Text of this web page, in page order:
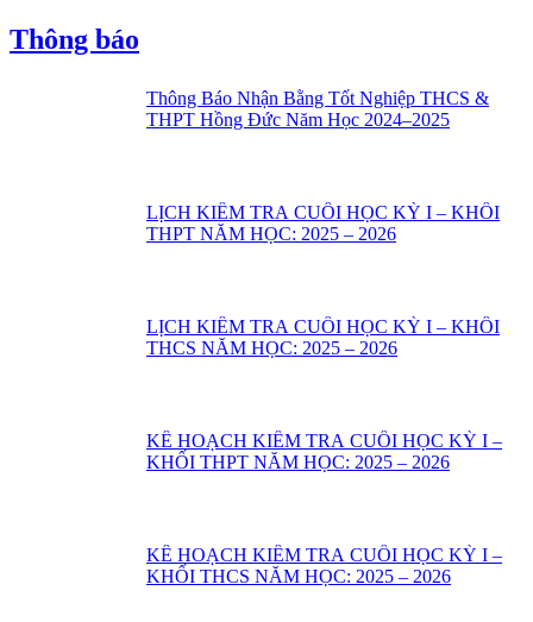
Thông báo
Thông Báo Nhận Bằng Tốt Nghiệp THCS &
THPT Hồng Đức Năm Học 2024–2025
LỊCH KIỂM TRA CUỐI HỌC KỲ I – KHỐI
THPT NĂM HỌC: 2025 – 2026
LỊCH KIỂM TRA CUỐI HỌC KỲ I – KHỐI
THCS NĂM HỌC: 2025 – 2026
KẾ HOẠCH KIỂM TRA CUỐI HỌC KỲ I –
KHỐI THPT NĂM HỌC: 2025 – 2026
KẾ HOẠCH KIỂM TRA CUỐI HỌC KỲ I –
KHỐI THCS NĂM HỌC: 2025 – 2026